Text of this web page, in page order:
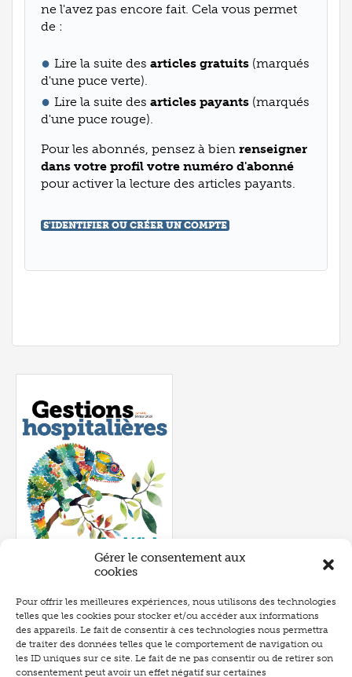
Gérer le consentement aux
cookies
Pour offrir les meilleures expériences, nous utilisons des technologies
telles que les cookies pour stocker et/ou accéder aux informations
des appareils. Le fait de consentir à ces technologies nous permettra
de traiter des données telles que le comportement de navigation ou
les ID uniques sur ce site. Le fait de ne pas consentir ou de retirer son
consentement peut avoir un effet négatif sur certaines
ne l'avez pas encore fait. Cela vous permet
de :
Lire la suite des articles gratuits (marqués
d'une puce verte).
Lire la suite des articles payants (marqués
d'une puce rouge).
Pour les abonnés, pensez à bien renseigner
dans votre profil votre numéro d'abonné
pour activer la lecture des articles payants.
S'IDENTIFIER OU CRÉER UN COMPTE
Numéro 643- février 2025